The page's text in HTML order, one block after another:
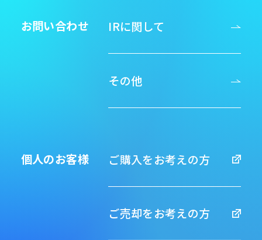
お問い合わせ IRに関して
その他
個人のお客様 ご購入をお考えの方
ご売却をお考えの方